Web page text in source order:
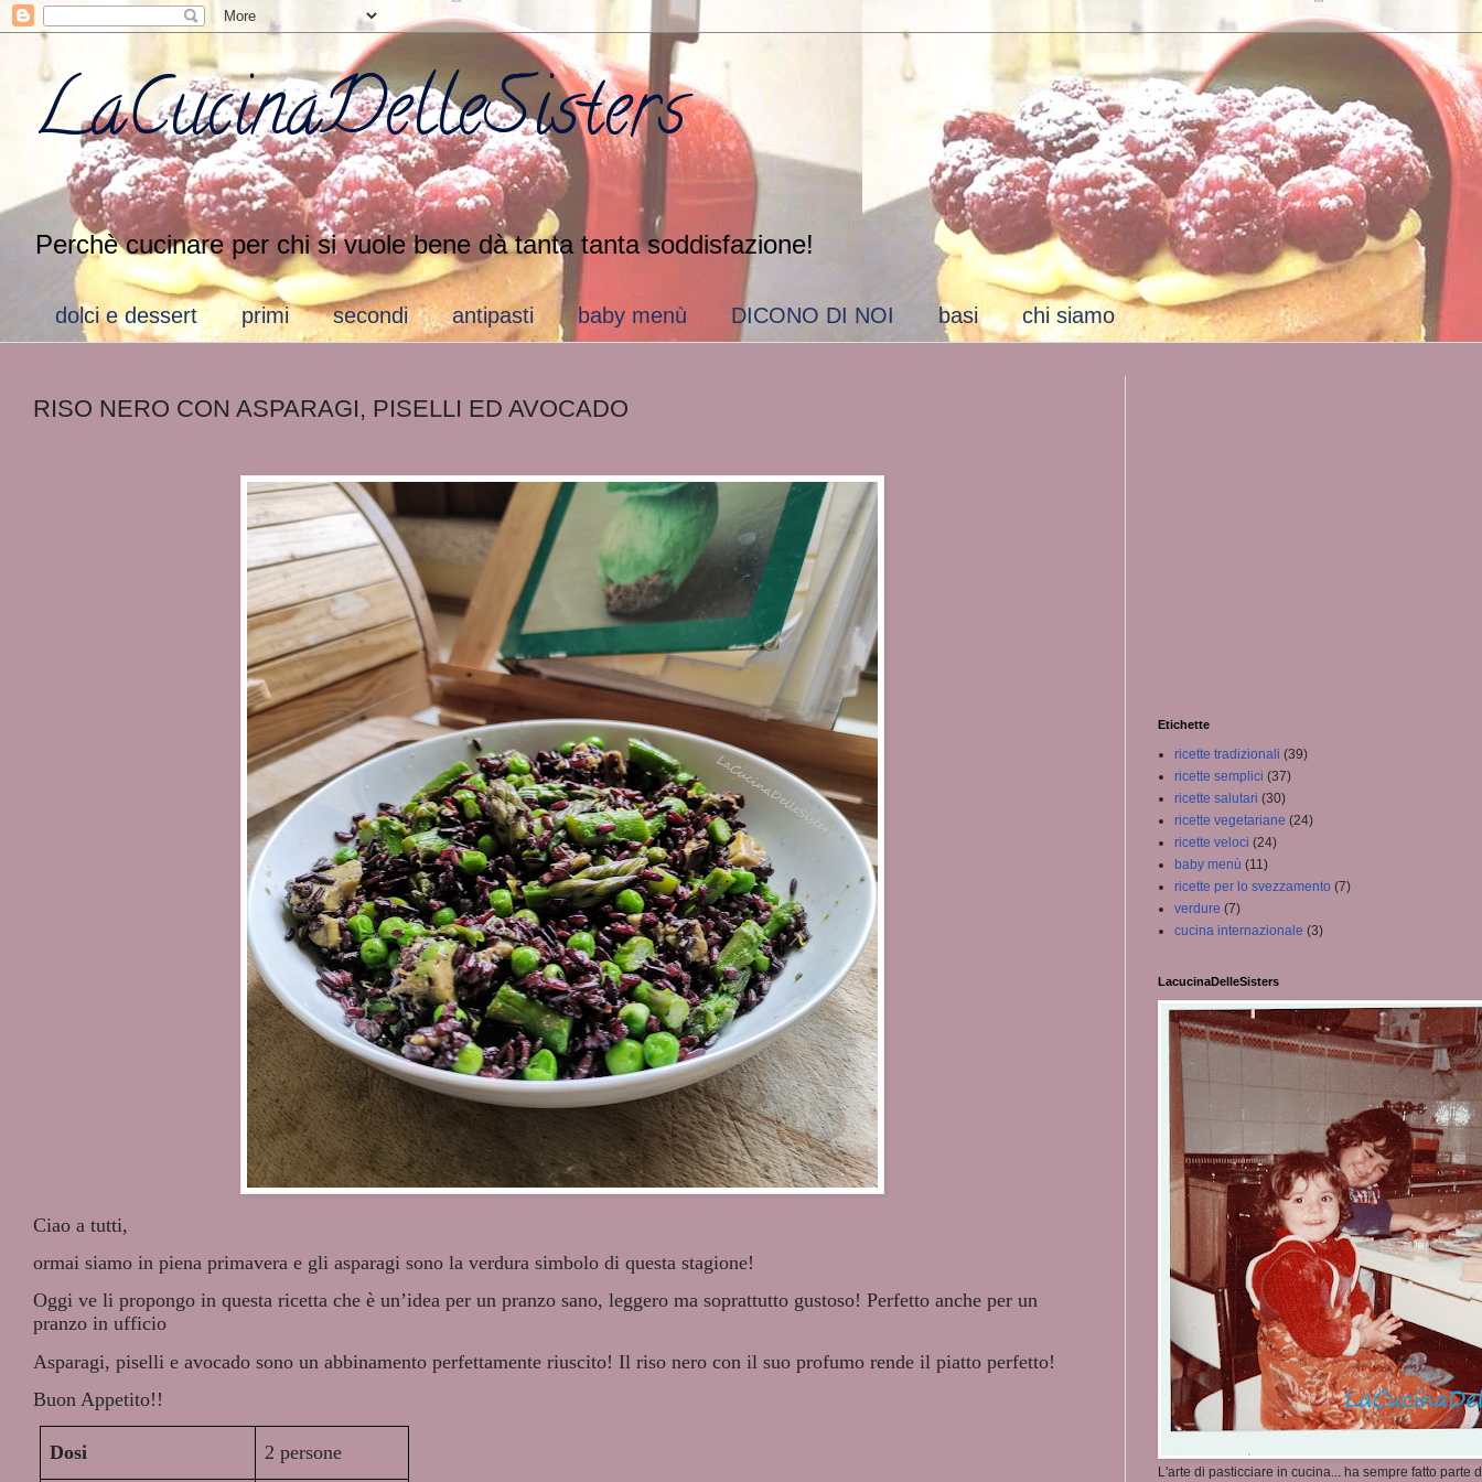
LaCucinaDelleSisters
Perchè cucinare per chi si vuole bene dà tanta tanta soddisfazione!
dolci e dessert primi secondi antipasti baby menù DICONO DI NOI basi chi siamo
RISO NERO CON ASPARAGI, PISELLI ED AVOCADO
Ciao a tutti,
ormai siamo in piena primavera e gli asparagi sono la verdura simbolo di questa stagione!
Oggi ve li propongo in questa ricetta che è un’idea per un pranzo sano, leggero ma soprattutto gustoso! Perfetto anche per un
pranzo in ufficio
Asparagi, piselli e avocado sono un abbinamento perfettamente riuscito! Il riso nero con il suo profumo rende il piatto perfetto!
Buon Appetito!!
Dosi 2 persone
Etichette
ricette tradizionali (39)
ricette semplici (37)
ricette salutari (30)
ricette vegetariane (24)
ricette veloci (24)
baby menù (11)
ricette per lo svezzamento (7)
verdure (7)
cucina internazionale (3)
LacucinaDelleSisters
L'arte di pasticciare in cucina... ha sempre fatto parte